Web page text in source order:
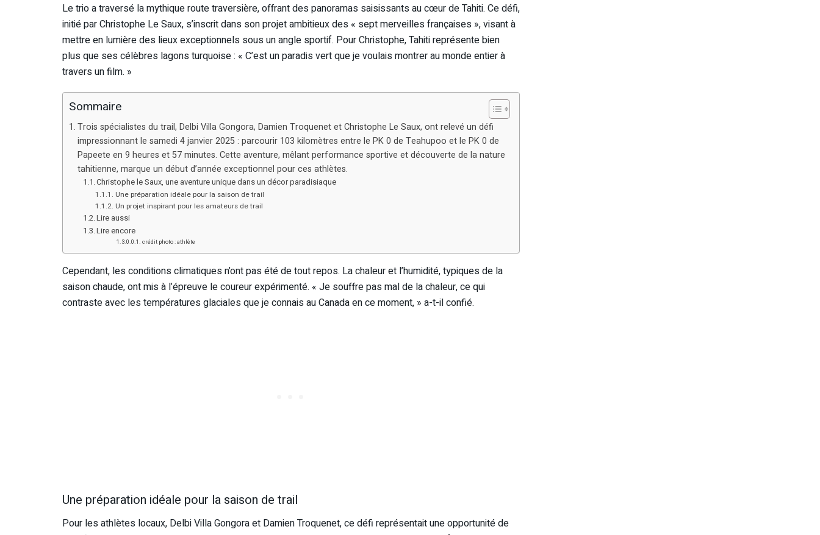
Le trio a traversé la mythique route traversière, offrant des panoramas saisissants au cœur de Tahiti. Ce défi,
initié par Christophe Le Saux, s’inscrit dans son projet ambitieux des « sept merveilles françaises », visant à
mettre en lumière des lieux exceptionnels sous un angle sportif. Pour Christophe, Tahiti représente bien
plus que ses célèbres lagons turquoise : « C’est un paradis vert que je voulais montrer au monde entier à
travers un film. »
Sommaire
Trois spécialistes du trail, Delbi Villa Gongora, Damien Troquenet et Christophe Le Saux, ont relevé un défi
impressionnant le samedi 4 janvier 2025 : parcourir 103 kilomètres entre le PK 0 de Teahupoo et le PK 0 de
Papeete en 9 heures et 57 minutes. Cette aventure, mêlant performance sportive et découverte de la nature
tahitienne, marque un début d’année exceptionnel pour ces athlètes.
Christophe le Saux, une aventure unique dans un décor paradisiaque
Une préparation idéale pour la saison de trail
Un projet inspirant pour les amateurs de trail
Lire aussi
Lire encore
crédit photo : athlète
Cependant, les conditions climatiques n’ont pas été de tout repos. La chaleur et l’humidité, typiques de la
saison chaude, ont mis à l’épreuve le coureur expérimenté. « Je souffre pas mal de la chaleur, ce qui
contraste avec les températures glaciales que je connais au Canada en ce moment, » a-t-il confié.
Une préparation idéale pour la saison de trail
Pour les athlètes locaux, Delbi Villa Gongora et Damien Troquenet, ce défi représentait une opportunité de